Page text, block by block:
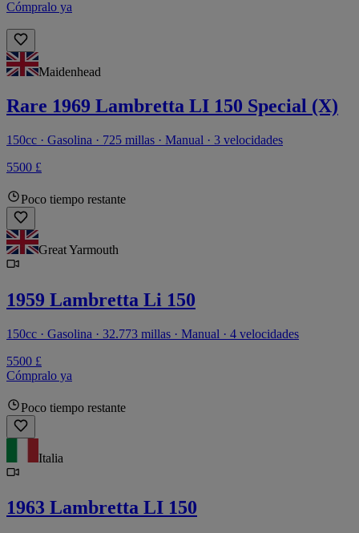
Cómpralo ya
Maidenhead
Rare 1969 Lambretta LI 150 Special (X)
150cc · Gasolina · 725 millas · Manual · 3 velocidades
5500 £
Poco tiempo restante
Great Yarmouth
1959 Lambretta Li 150
150cc · Gasolina · 32.773 millas · Manual · 4 velocidades
5500 £
Cómpralo ya
Poco tiempo restante
Italia
1963 Lambretta LI 150